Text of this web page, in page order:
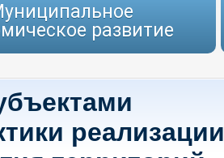
развитие
реализации